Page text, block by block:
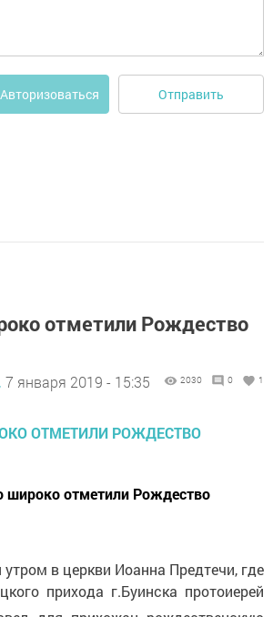
Авторизоваться Отправить
отметили Рождество
7 января 2019 - 15:35 2030 0 1
широко отметили Рождество
в церкви Иоанна Предтечи, где
прихода г.Буинска протоиерей